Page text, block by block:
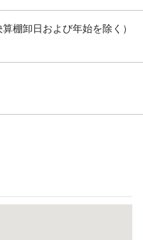
棚卸日および年始を除く）